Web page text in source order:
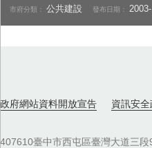
市府分類：公共建設 發布日期：
政府網站資料開放宣告 資訊安
407610臺中市西屯區臺灣大道三段